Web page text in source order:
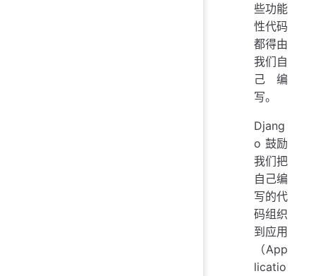
些功能
性代码
都得由
我们自
己编
写。
Djang
o 鼓励
我们把
自己编
写的代
码组织
到应用
（App
licatio